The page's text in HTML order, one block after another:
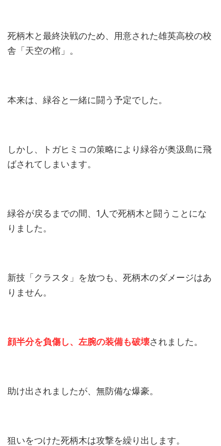
死柄木と最終決戦のため、用意された雄英高校の校
舎「天空の棺」。
本来は、緑谷と一緒に闘う予定でした。
しかし、トガヒミコの策略により緑谷が奥汲島に飛
ばされてしまいます。
緑谷が戻るまでの間、1人で死柄木と闘うことにな
りました。
新技「クラスタ」を放つも、死柄木のダメージはあ
りません。
顔半分を負傷し、左腕の装備も破壊されました。
助け出されましたが、無防備な爆豪。
狙いをつけた死柄木は攻撃を繰り出します。